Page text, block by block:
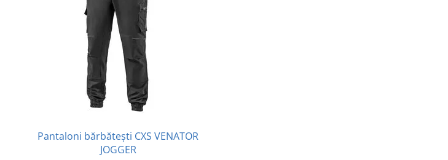
Pantaloni bărbătești CXS VENATOR
JOGGER